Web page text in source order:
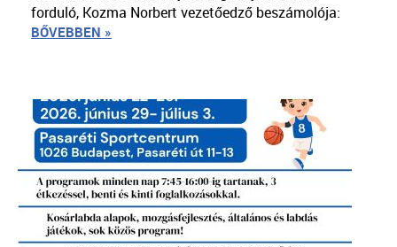
forduló, Kozma Norbert vezetőedző beszámolója:
BŐVEBBEN »